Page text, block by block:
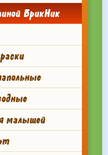
БрикНик
малышей